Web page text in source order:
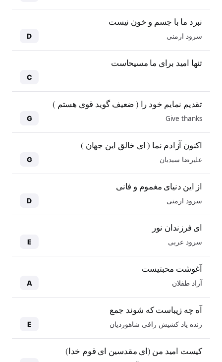
نبرد ما با جسم و خون نیست
سرود ارمنی D
تنها امید برای ما مسیحاست
C
تقدیم نمایم خود را ( ضعیف گوید قوی هستم )
Give thanks
G
اکنون آزادم نما ( ای خالق این جهان )
علیرضا سیدیان G
از این دنیای مغموم و فانی
سرود ارمنی D
ای فرزندان نور
سرود عربی E
آغوشت محبتیست
آراد طفلان A
آه چه زیباست که شوند جمع
زنده یاد کشیش رافی شاهوردیان E
کیست امید من (ای مقدسین ای قوم خدا)